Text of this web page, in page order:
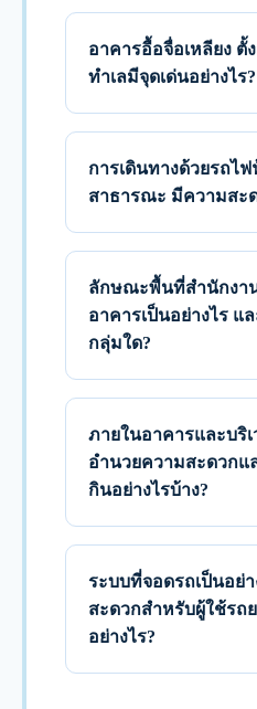
อาคารอื้อจื่อเหลียง ตั้
ทำเลมีจุดเด่นอย่างไร?
การเดินทางด้วยรถไ
สาธารณะ มีความสะด
ลักษณะพื้นที่สำนักงา
อาคารเป็นอย่างไร แ
กลุ่มใด?
ภายในอาคารและบริ
อำนวยความสะดวกแ
กินอย่างไรบ้าง?
ระบบที่จอดรถเป็นอย่
สะดวกสำหรับผู้ใช้รถ
อย่างไร?